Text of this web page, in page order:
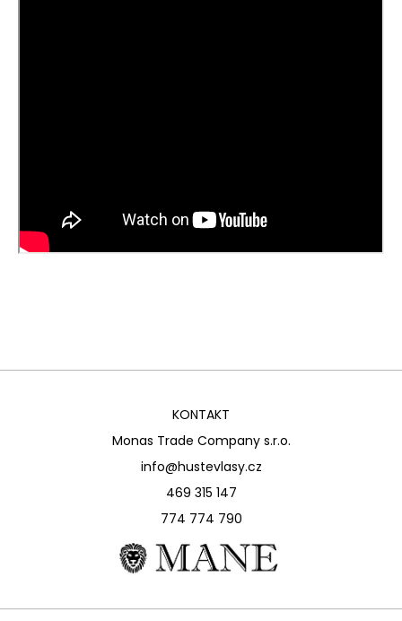
KONTAKT
Monas Trade Company s.r.o.
info@hustevlasy.cz
469 315 147
774 774 790